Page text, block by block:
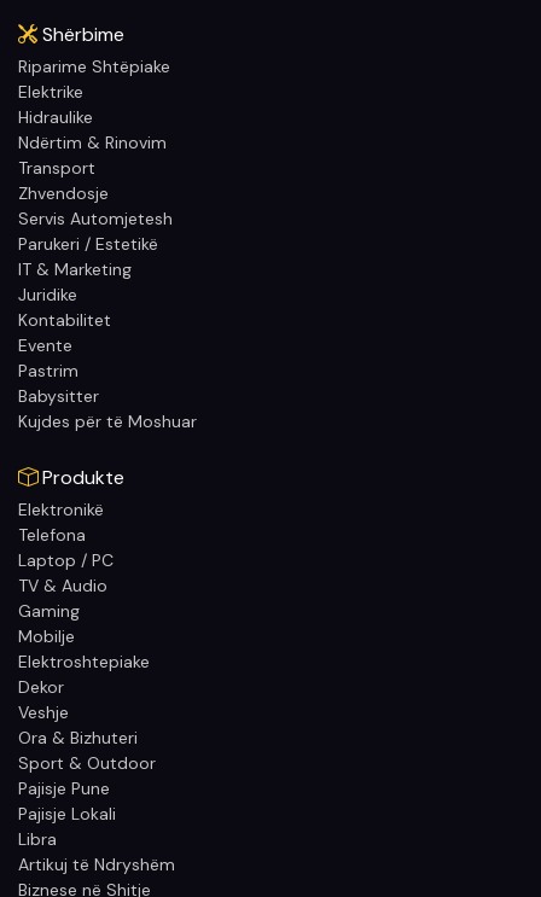
Shërbime
Riparime Shtëpiake
Elektrike
Hidraulike
Ndërtim & Rinovim
Transport
Zhvendosje
Servis Automjetesh
Parukeri / Estetikë
IT & Marketing
Juridike
Kontabilitet
Evente
Pastrim
Babysitter
Kujdes për të Moshuar
Produkte
Elektronikë
Telefona
Laptop / PC
TV & Audio
Gaming
Mobilje
Elektroshtepiake
Dekor
Veshje
Ora & Bizhuteri
Sport & Outdoor
Pajisje Pune
Pajisje Lokali
Libra
Artikuj të Ndryshëm
Biznese në Shitje